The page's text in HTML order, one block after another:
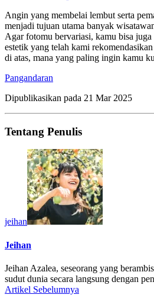
Angin yang membelai lembut serta
menjadi tujuan utama banyak
Agar fotomu bervariasi, kamu bisa
estetik yang telah kami
di atas, mana yang paling ingin kamu
Pangandaran
Dipublikasikan pada 21 Mar 2025
Tentang Penulis
jeihan
Jeihan
Jeihan Azalea, seseorang yang
sudut dunia secara langsung dengan
Artikel Sebelumnya